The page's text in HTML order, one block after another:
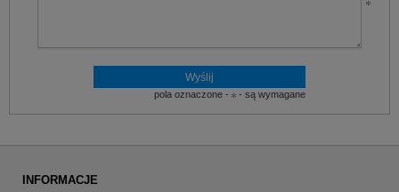
pola oznaczone - - są wymagane
INFORMACJE